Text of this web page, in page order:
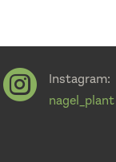

Instagram:
nagel_plant